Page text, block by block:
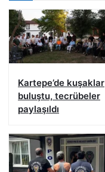
Kartepe’de kuşaklar
buluştu, tecrübeler
paylaşıldı